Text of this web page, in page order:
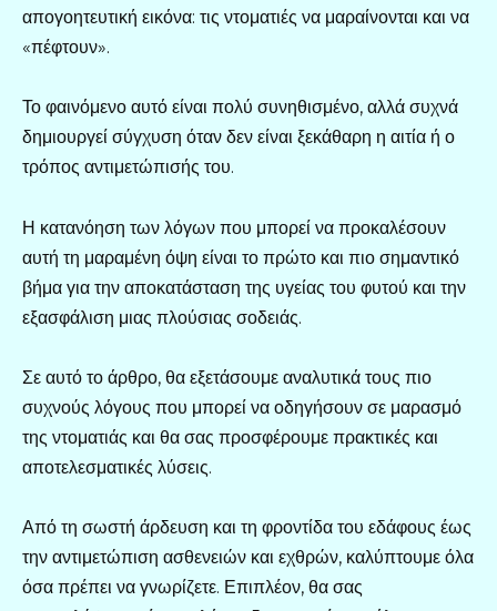
απογοητευτική εικόνα: τις ντοματιές να μαραίνονται και να
«πέφτουν».
Το φαινόμενο αυτό είναι πολύ συνηθισμένο, αλλά συχνά
δημιουργεί σύγχυση όταν δεν είναι ξεκάθαρη η αιτία ή ο
τρόπος αντιμετώπισής του.
Η κατανόηση των λόγων που μπορεί να προκαλέσουν
αυτή τη μαραμένη όψη είναι το πρώτο και πιο σημαντικό
βήμα για την αποκατάσταση της υγείας του φυτού και την
εξασφάλιση μιας πλούσιας σοδειάς.
Σε αυτό το άρθρο, θα εξετάσουμε αναλυτικά τους πιο
συχνούς λόγους που μπορεί να οδηγήσουν σε μαρασμό
της ντοματιάς και θα σας προσφέρουμε πρακτικές και
αποτελεσματικές λύσεις.
Από τη σωστή άρδευση και τη φροντίδα του εδάφους έως
την αντιμετώπιση ασθενειών και εχθρών, καλύπτουμε όλα
όσα πρέπει να γνωρίζετε. Επιπλέον, θα σας